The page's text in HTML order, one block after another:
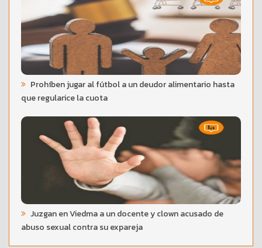
Prohíben jugar al fútbol a un deudor alimentario hasta
que regularice la cuota
Juzgan en Viedma a un docente y clown acusado de
abuso sexual contra su expareja